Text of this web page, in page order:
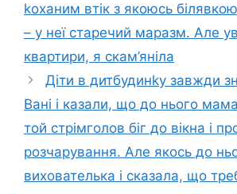
kоханим втік з якоюсь
– у неї старечий маразм. Але
квартири, я скам’яніла
Діти в дитбудинkу завжди
Вані і казали, що до нього
той стрімголов біг до вікна і
розчарування. Але якось до
вихователька і сказала, що